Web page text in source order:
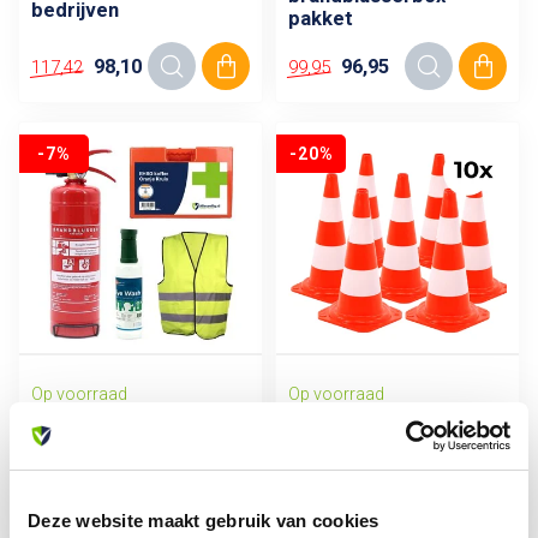
Deze website maakt gebruik van cookies
bedrijven
117,42 98,10
pakket
99,95 96,95
-7%
Op voorraad
ALLESVEILIG
Camping & Outdoor
veiligheidspakket
75,00 69,95
-20%
Op voorraad
ARBO CENTRUM
10-pack verkeerskegel
hard 50cm
116,95 93,95